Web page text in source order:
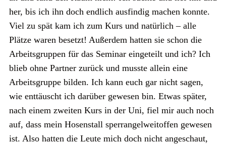
her, bis ich ihn doch endlich ausfindig machen konnte.
Viel zu spät kam ich zum Kurs und natürlich – alle
Plätze waren besetzt! Außerdem hatten sie schon die
Arbeitsgruppen für das Seminar eingeteilt und ich? Ich
blieb ohne Partner zurück und musste allein eine
Arbeitsgruppe bilden. Ich kann euch gar nicht sagen,
wie enttäuscht ich darüber gewesen bin. Etwas später,
nach einem zweiten Kurs in der Uni, fiel mir auch noch
auf, dass mein Hosenstall sperrangelweitoffen gewesen
ist. Also hatten die Leute mich doch nicht angeschaut,